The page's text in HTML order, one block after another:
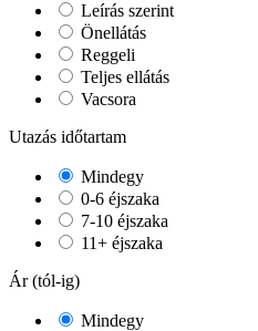
Leírás szerint
Önellátás
Reggeli
Teljes ellátás
Vacsora
Utazás időtartam
Mindegy
0-6 éjszaka
7-10 éjszaka
11+ éjszaka
Ár (tól-ig)
Mindegy